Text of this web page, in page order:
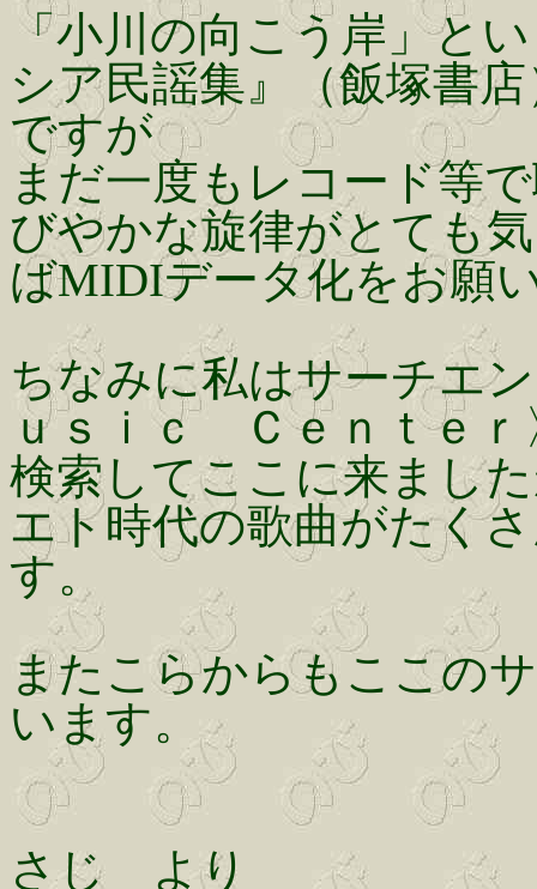
「小川の向こう岸」と
シア民謡集』（飯塚書
ですが
まだ一度もレコード等
びやかな旋律がとても
ばMIDIデータ化をお願
ちなみに私はサーチエ
ｕｓｉｃ Ｃｅｎｔｅ
検索してここに来まし
エト時代の歌曲がたく
す。
またこらからもここの
います。
さじ より